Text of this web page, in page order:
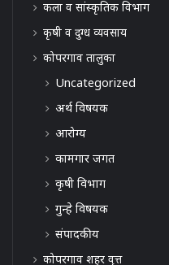
कला व सांस्कृतिक विभाग
कृषी व दुग्ध व्यवसाय
कोपरगाव तालुका
Uncategorized
अर्थ विषयक
आरोग्य
कामगार जगत
कृषी विभाग
गुन्हे विषयक
संपादकीय
कोपरगाव शहर वृत्त